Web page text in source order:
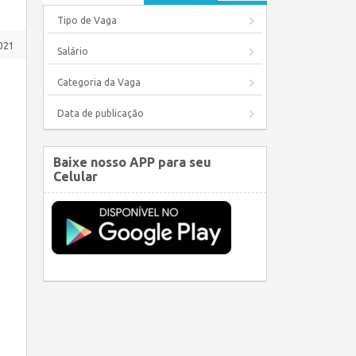
Tipo de Vaga
Salário
Categoria da Vaga
Data de publicação
Baixe nosso APP para seu
Celular